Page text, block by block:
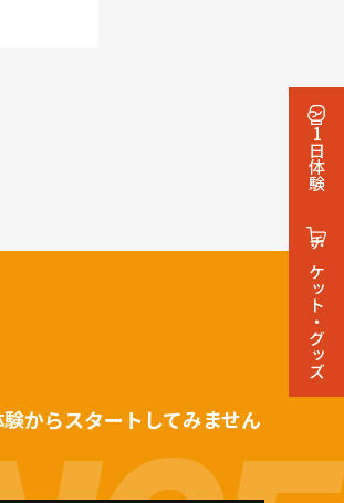
1日体験
チケット・グッズ
からスタートしてみません